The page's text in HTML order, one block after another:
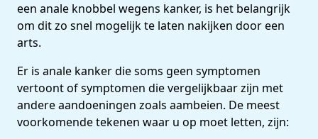
een anale knobbel wegens kanker, is het belangrijk
om dit zo snel mogelijk te laten nakijken door een
arts.
Er is anale kanker die soms geen symptomen
vertoont of symptomen die vergelijkbaar zijn met
andere aandoeningen zoals aambeien. De meest
voorkomende tekenen waar u op moet letten, zijn: